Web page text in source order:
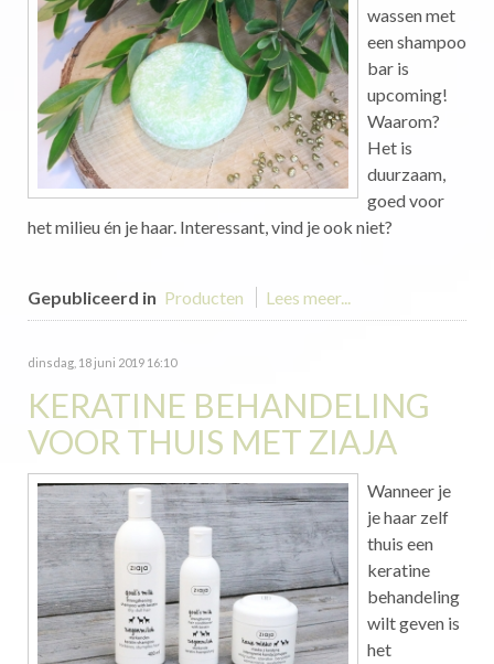
wassen met
een shampoo
bar is
upcoming!
Waarom?
Het is
duurzaam,
goed voor
het milieu én je haar. Interessant, vind je ook niet?
Gepubliceerd in Producten Lees meer...
dinsdag, 18 juni 2019 16:10
KERATINE BEHANDELING
VOOR THUIS MET ZIAJA
Wanneer je
je haar zelf
thuis een
keratine
behandeling
wilt geven is
het